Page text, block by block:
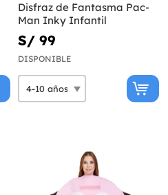
Disfraz de Fantasma Pac-
Man Inky Infantil
S/ 99
DISPONIBLE